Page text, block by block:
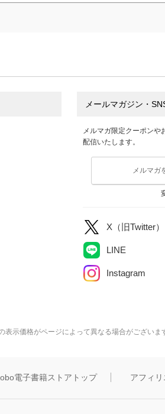
メールマガジン・
メルマガ限定クーポンや
配信いたします。
メルマガ
X（旧Twitter）
LINE
Instagram
示価格がページによって異なる場合がございま
電子書籍ストアトップ アフィリ